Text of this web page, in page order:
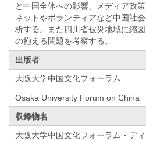
と中国全体への影響、メディア政
ネットやボランティアなど中国社
析する。また四川省被災地域に縮
の抱える問題を考察する。
出版者
大阪大学中国文化フォーラム
Osaka University Forum on China
収録物名
大阪大学中国文化フォーラム・デ